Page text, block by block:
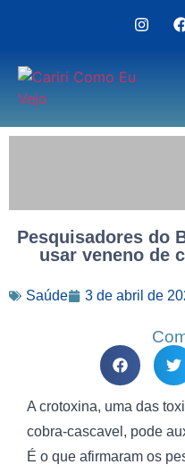
Pesquisadores do
usar veneno de
Saúde 3 de abril de
A crotoxina, uma das
cobra-cascavel, pode
É o que afirmaram os